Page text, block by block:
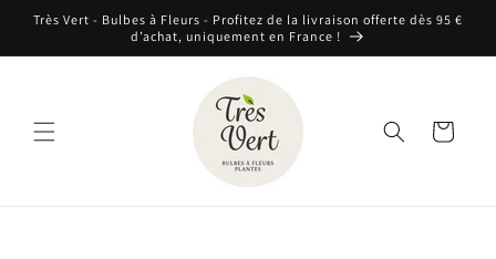
passer
Très Vert - Bulbes à Fleurs - Profitez de la livraison offerte dès 95 €
d’achat, uniquement en France !
Panier